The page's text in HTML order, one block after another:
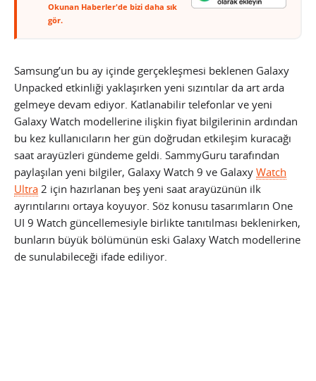
Okunan Haberler'de bizi daha sık
gör.
Samsung’un bu ay içinde gerçekleşmesi beklenen Galaxy
Unpacked etkinliği yaklaşırken yeni sızıntılar da art arda
gelmeye devam ediyor. Katlanabilir telefonlar ve yeni
Galaxy Watch modellerine ilişkin fiyat bilgilerinin ardından
bu kez kullanıcıların her gün doğrudan etkileşim kuracağı
saat arayüzleri gündeme geldi. SammyGuru tarafından
paylaşılan yeni bilgiler, Galaxy Watch 9 ve Galaxy Watch
Ultra 2 için hazırlanan beş yeni saat arayüzünün ilk
ayrıntılarını ortaya koyuyor. Söz konusu tasarımların One
UI 9 Watch güncellemesiyle birlikte tanıtılması beklenirken,
bunların büyük bölümünün eski Galaxy Watch modellerine
de sunulabileceği ifade ediliyor.